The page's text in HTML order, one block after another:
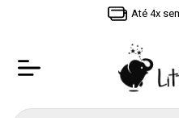
Até 4x